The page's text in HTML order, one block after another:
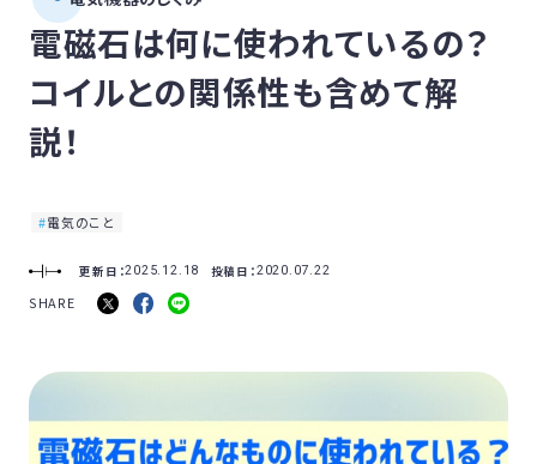
電磁石は何に使われているの？
コイルとの関係性も含めて解
説！
電気のこと
更新日：2025.12.18 投稿日：2020.07.22
SHARE